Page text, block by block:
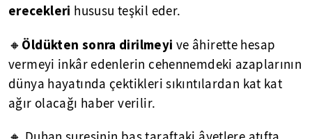
erecekleri hususu teşkil eder.
🔸 Öldükten sonra dirilmeyi ve âhirette hesap
vermeyi inkâr edenlerin cehennemdeki azaplarının
dünya hayatında çektikleri sıkıntılardan kat kat
ağır olacağı haber verilir.